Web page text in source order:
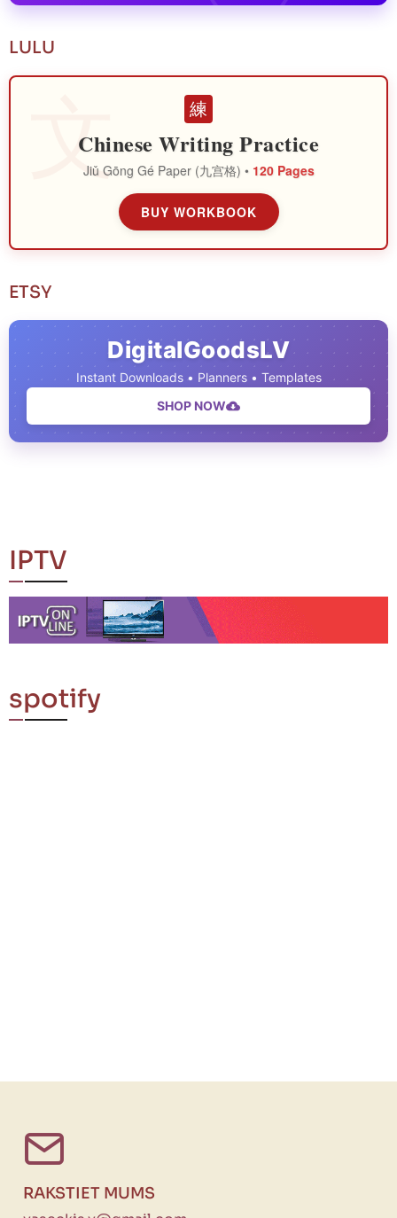
LULU
練
Chinese Writing Practice
Jiǔ Gōng Gé Paper (九宫格) • 120 Pages
BUY WORKBOOK
ETSY
DigitalGoodsLV
Instant Downloads • Planners • Templates
SHOP NOW
IPTV
spotify
RAKSTIET MUMS